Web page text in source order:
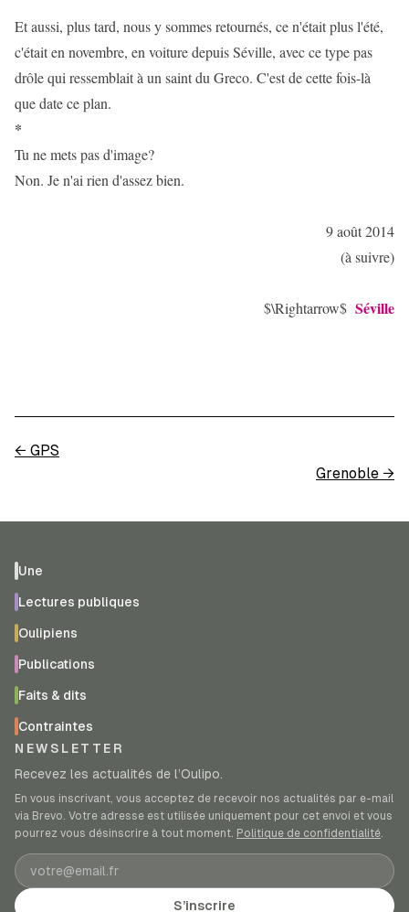
Et aussi, plus tard, nous y sommes retournés, ce n'était plus l'été,
c'était en novembre, en voiture depuis Séville, avec ce type pas
drôle qui ressemblait à un saint du Greco. C'est de cette fois-là
que date ce plan.
*
Tu ne mets pas d'image?
Non. Je n'ai rien d'assez bien.
9 août 2014
(à suivre)
$\Rightarrow$ Séville
← GPS
Grenoble →
Une
Lectures publiques
Oulipiens
Publications
Faits & dits
Contraintes
NEWSLETTER
Recevez les actualités de l’Oulipo.
En vous inscrivant, vous acceptez de recevoir nos actualités par e-mail
via Brevo. Votre adresse est utilisée uniquement pour cet envoi et vous
pourrez vous désinscrire à tout moment. Politique de confidentialité.
Adresse e-mail
S’inscrire